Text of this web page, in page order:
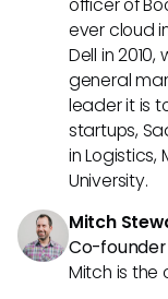
ever cloud
Dell in
general
leader it is
startups,
in
University.
Mitch
Co-founder
Mitch is the